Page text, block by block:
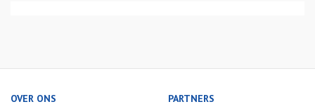
OVER ONS PARTNERS